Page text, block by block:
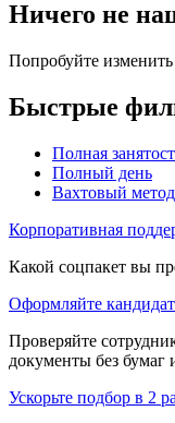
Ничего не
Попробуйте
Быстрые
Полная
Полный день
Вахтовый метод
Корпоративная
Какой соцпакет вы
Оформляйте
Проверяйте
документы без бумаг
Ускорьте подбор в 2